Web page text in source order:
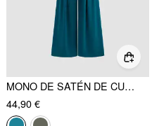
MONO DE SATÉN DE CUELLO ALTO, COLOR SÓLIDO, CON CREMALLERA Y PLIEGUES, PIERNA ANCHA
44,90 €